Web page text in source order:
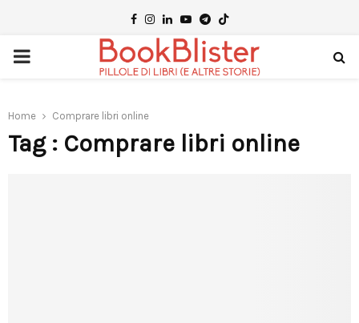
Facebook
Instagram
LinkedinYoutubeTelegram
PRIMARY
Home Comprare libri online
Tag : Comprare libri online